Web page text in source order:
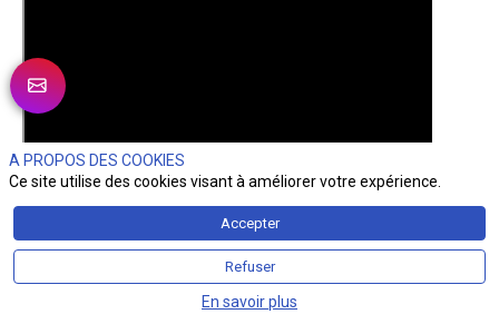
A PROPOS DES COOKIES
Ce site utilise des cookies visant à améliorer votre expérience.
Accepter
Refuser
En savoir plus